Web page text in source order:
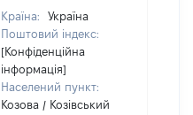
Країна:
Україна
Поштовий індекс:
[Конфіденційна
інформація]
Населений пункт:
Козова / Козівський